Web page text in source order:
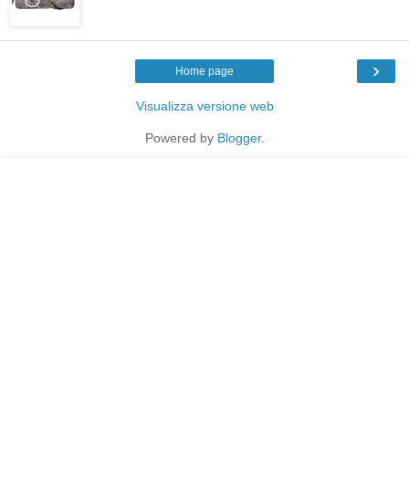
›
Home page
Visualizza versione web
Powered by Blogger.